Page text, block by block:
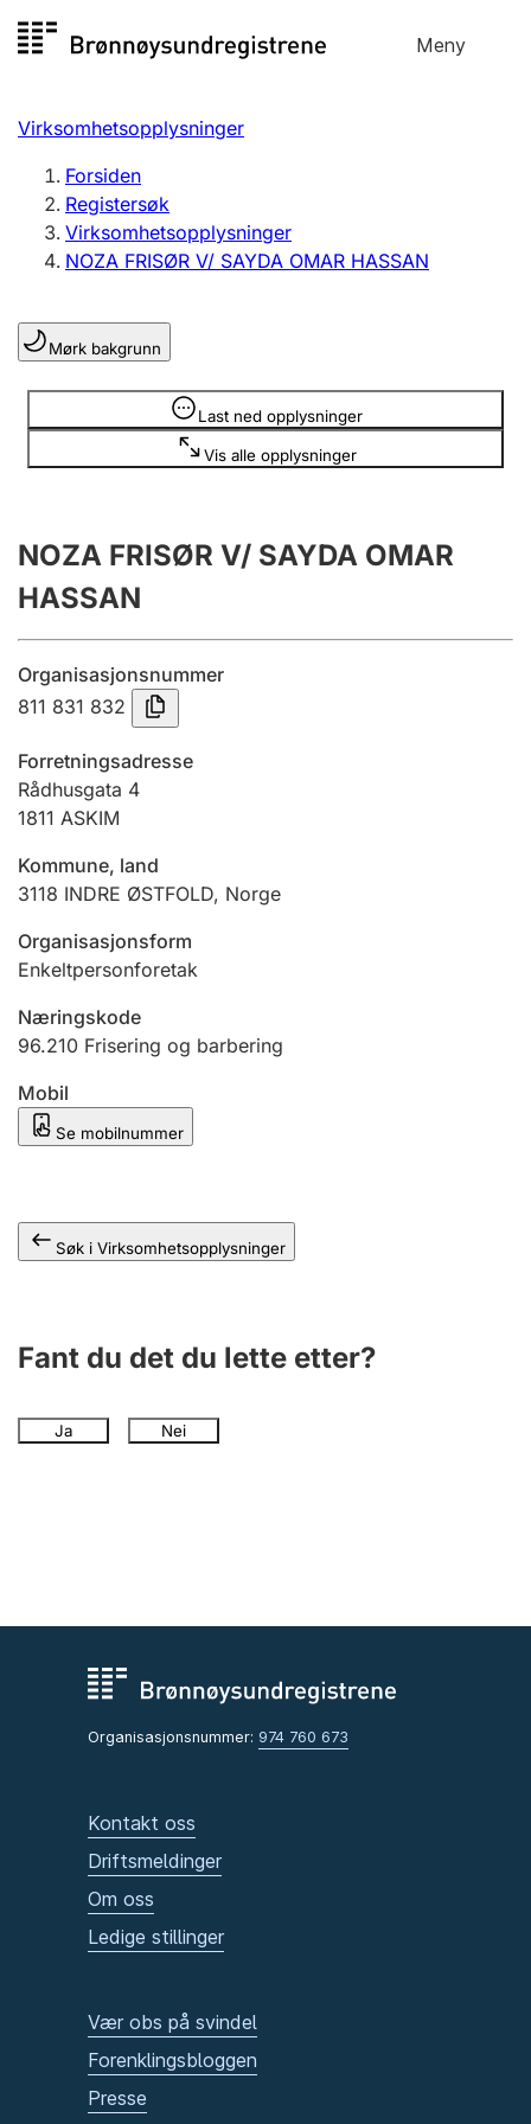
til
Meny
Registersøk
Aksjeselskap
Enkeltpersonforetak
Registrere, endre, slette
Lag og forening
Registrere, endre, slette
Årsregnskap
Innsending og forsinkelsesgebyr
Tinglysing
Jeger
Betaling og jegeravgiftskort
Ektepaktveileder
Offentlig sektor
Virksomhetsopplysninger
Forsiden
Registersøk
Virksomhetsopplysninger
NOZA FRISØR V/ SAYDA OMAR HASSAN
Mørk bakgrunn
Last ned opplysninger
Vis alle opplysninger
Opplysninger er skjult
NOZA FRISØR V/ SAYDA OMAR
HASSAN
Organisasjonsnummer
811 831 832
Forretningsadresse
Rådhusgata 4
1811 ASKIM
Kommune, land
3118 INDRE ØSTFOLD, Norge
Organisasjonsform
Enkeltpersonforetak
Næringskode
96.210 Frisering og barbering
Mobil
Se mobilnummer
Søk i Virksomhetsopplysninger
Fant du det du lette etter?
Ja Nei
Organisasjonsnummer: 974 760 673
Kontakt oss
Driftsmeldinger
Om oss
Ledige stillinger
Vær obs på svindel
Forenklingsbloggen
Presse